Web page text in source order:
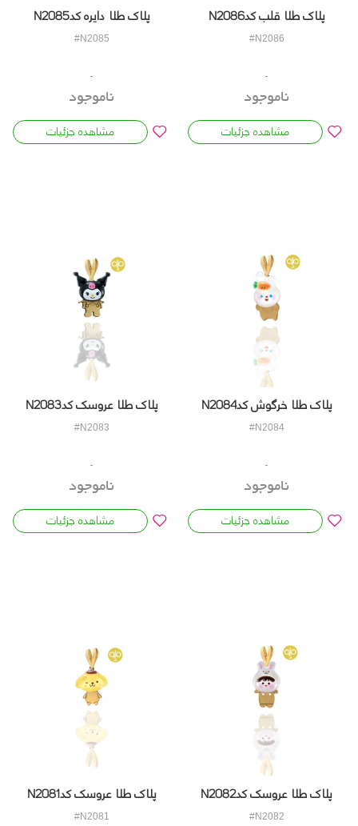
پلاک طلا قلب کدN2086
#N2086
ناموجود
مشاهده جزئیات
پلاک طلا دایره کدN2085
#N2085
ناموجود
مشاهده جزئیات
پلاک طلا خرگوش کدN2084
#N2084
ناموجود
مشاهده جزئیات
پلاک طلا عروسک کدN2083
#N2083
ناموجود
مشاهده جزئیات
پلاک طلا عروسک کدN2082
#N2082
پلاک طلا عروسک کدN2081
#N2081